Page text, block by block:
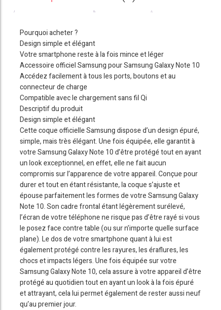
Pourquoi acheter ?
Design simple et élégant
Votre smartphone reste à la fois mince et léger
Accessoire officiel Samsung pour Samsung Galaxy Note 10
Accédez facilement à tous les ports, boutons et au
connecteur de charge
Compatible avec le chargement sans fil Qi
Descriptif du produit
Design simple et élégant
Cette coque officielle Samsung dispose d’un design épuré,
simple, mais très élégant. Une fois équipée, elle garantit à
votre Samsung Galaxy Note 10 d’être protégé tout en ayant
un look exceptionnel, en effet, elle ne fait aucun
compromis sur l’apparence de votre appareil. Conçue pour
durer et tout en étant résistante, la coque s’ajuste et
épouse parfaitement les formes de votre Samsung Galaxy
Note 10. Son cadre frontal étant légèrement surélevé,
l’écran de votre téléphone ne risque pas d’être rayé si vous
le posez face contre table (ou sur n’importe quelle surface
plane). Le dos de votre smartphone quant à lui est
également protégé contre les rayures, les éraflures, les
chocs et impacts légers. Une fois équipée sur votre
Samsung Galaxy Note 10, cela assure à votre appareil d’être
protégé au quotidien tout en ayant un look à la fois épuré
et attrayant, cela lui permet également de rester aussi neuf
qu’au premier jour.